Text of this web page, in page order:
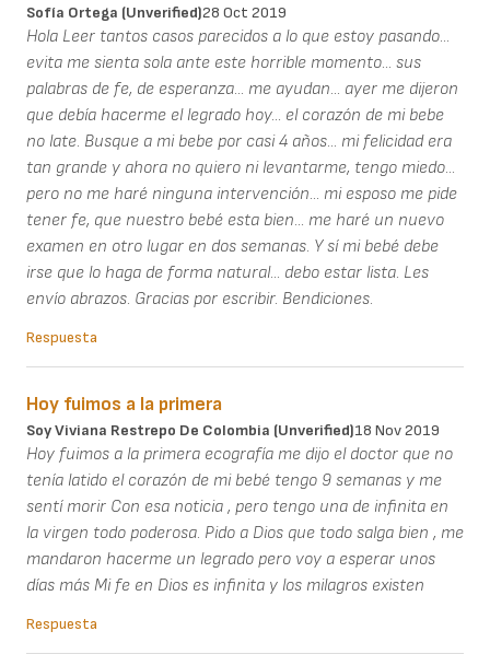
Sofía Ortega (unverified)28 Oct 2019
Hola Leer tantos casos parecidos a lo que estoy pasando...
evita me sienta sola ante este horrible momento... sus
palabras de fe, de esperanza... me ayudan... ayer me dijeron
que debía hacerme el legrado hoy... el corazón de mi bebe
no late. Busque a mi bebe por casi 4 años... mi felicidad era
tan grande y ahora no quiero ni levantarme, tengo miedo...
pero no me haré ninguna intervención... mi esposo me pide
tener fe, que nuestro bebé esta bien... me haré un nuevo
examen en otro lugar en dos semanas. Y sí mi bebé debe
irse que lo haga de forma natural... debo estar lista. Les
envío abrazos. Gracias por escribir. Bendiciones.
Respuesta
Hoy fuimos a la primera
Soy Viviana Restrepo De Colombia (unverified)18 Nov 2019
Hoy fuimos a la primera ecografía me dijo el doctor que no
tenía latido el corazón de mi bebé tengo 9 semanas y me
sentí morir Con esa noticia , pero tengo una de infinita en
la virgen todo poderosa. Pido a Dios que todo salga bien , me
mandaron hacerme un legrado pero voy a esperar unos
días más Mi fe en Dios es infinita y los milagros existen
Respuesta